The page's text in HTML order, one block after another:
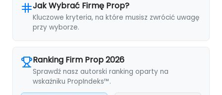
Jak Wybrać Firmę Prop?
Kluczowe kryteria, na które musisz zwrócić uwagę
przy wyborze.
Ranking Firm Prop 2026
Sprawdź nasz autorski ranking oparty na
wskaźniku PropIndeks™.